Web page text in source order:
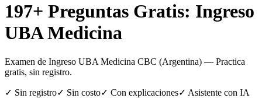
197+ Preguntas Gratis: Ingreso
UBA Medicina
Examen de Ingreso UBA Medicina CBC (Argentina) — Practica
gratis, sin registro.
✓ Sin registro✓ Sin costo✓ Con explicaciones✓ Asistente con IA